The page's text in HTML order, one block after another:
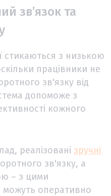
зв’язок та
стикаються з низькою
працівники не
зв'язку від
допоможе з
кожного
реалізовані зручні
зв'язку, а
– з цими
можуть оперативно